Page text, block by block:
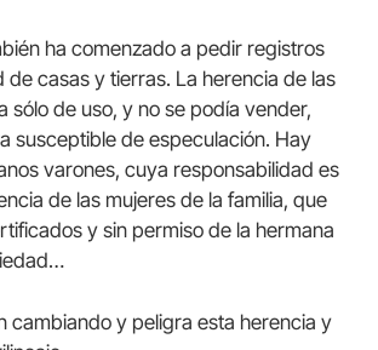
ha comenzado a pedir registros
de casas y tierras. La herencia de las
sólo de uso, y no se podía vender,
susceptible de especulación. Hay
varones, cuya responsabilidad es
de las mujeres de la familia, que
y sin permiso de la hermana
cambiando y peligra esta herencia y